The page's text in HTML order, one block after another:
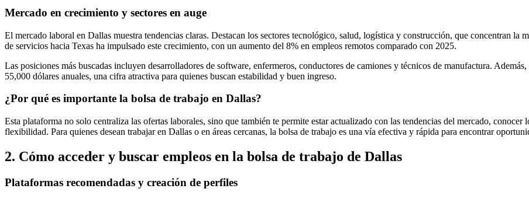
Mercado en crecimiento y sectores en auge
El mercado laboral en Dallas muestra tendencias claras. Destacan los sectores tecnológico, salud, logística y construcción, que concentran la
de servicios hacia Texas ha impulsado este crecimiento, con un aumento del 8% en empleos remotos comparado con 2025.
Las posiciones más buscadas incluyen desarrolladores de software, enfermeros, conductores de camiones y técnicos de manufactura.
55,000 dólares anuales, una cifra atractiva para quienes buscan estabilidad y buen ingreso.
¿Por qué es importante la bolsa de trabajo en Dallas?
Esta plataforma no solo centraliza las ofertas laborales, sino que también te permite estar actualizado con las tendencias del mercado,
flexibilidad. Para quienes desean trabajar en Dallas o en áreas cercanas, la bolsa de trabajo es una vía efectiva y rápida para encontrar
2. Cómo acceder y buscar empleos en la bolsa de trabajo de Dallas
Plataformas recomendadas y creación de perfiles